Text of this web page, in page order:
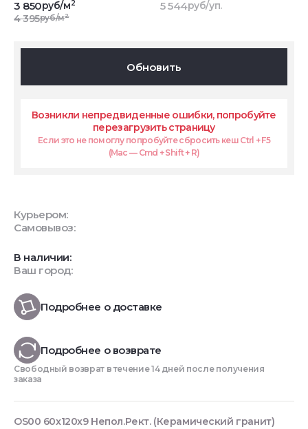
3 850руб/м2
4 395руб/м2
5 544руб/уп.
Обновить
Возникли непредвиденные ошибки, попробуйте
перезагрузить страницу
Если это не помоглу попробуйте сбросить кеш Ctrl + F5
(Mac — Cmd + Shift + R)
Курьером:
Самовывоз:
В наличии:
Ваш город:
Подробнее о доставке
Подробнее о возврате
Свободный возврат в течение 14 дней после получения
заказа
OS00 60x120x9 Непол.Рект. (Керамический гранит)